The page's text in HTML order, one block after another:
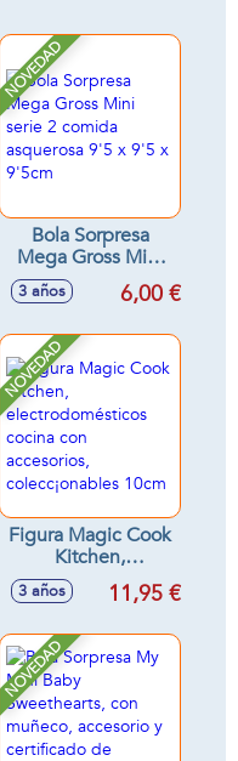
NOVEDAD
Bola Sorpresa
Mega Gross Mini
serie 2 comida
asquerosa 9'5 x 9'5
3 años 6,00 €
NOVEDAD
Figura Magic Cook
Kitchen,
electrodomésticos
cocina con
colecc¡onables
10cm
3 años 11,95 €
NOVEDAD